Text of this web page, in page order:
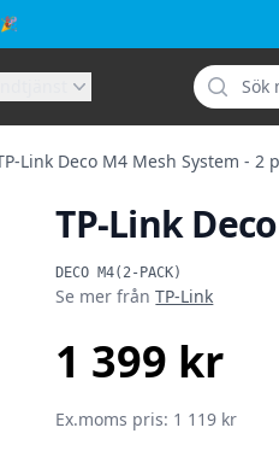
Sök
Link Deco M4 Mesh System - 2
TP-Link
DECO M4(2-PACK)
Produktinformation
Se mer frånTP-Link
1 399 kr
Ex.moms pris: 1 119 kr